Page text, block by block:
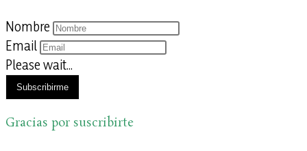
Nombre
Email
Please wait...
Subscribirme
Gracias por suscribirte